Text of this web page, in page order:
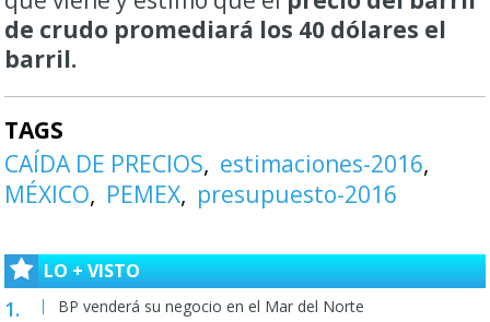
de crudo promediará los 40 dólares el
barril.
TAGS
CAÍDA DE PRECIOS
estimaciones-2016
MÉXICO
PEMEX presupuesto-2016
LO + VISTO
BP venderá su negocio en el Mar del Norte